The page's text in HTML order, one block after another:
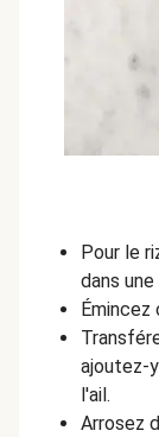
Pour le
dans
Émincez
ajoutez-
l'ail.
Arrosez